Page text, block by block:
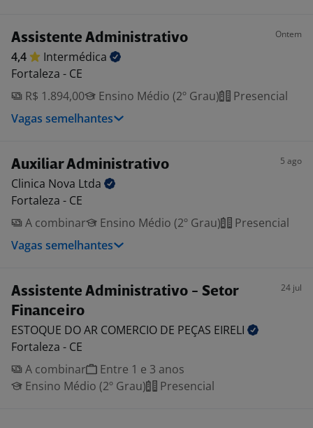
Assistente Administrativo Ontem
4,4
Intermédica
Fortaleza - CE
R$ 1.894,00
Ensino Médio (2º Grau)
Presencial
Vagas semelhantes
Auxiliar Administrativo 5 ago
Clinica Nova Ltda
Fortaleza - CE
A combinar
Ensino Médio (2º Grau)
Presencial
Vagas semelhantes
Assistente Administrativo - Setor
Financeiro
24 jul
ESTOQUE DO AR COMERCIO DE PEÇAS EIRELI
Fortaleza - CE
A combinar
Entre 1 e 3 anos
Ensino Médio (2º Grau)
Presencial